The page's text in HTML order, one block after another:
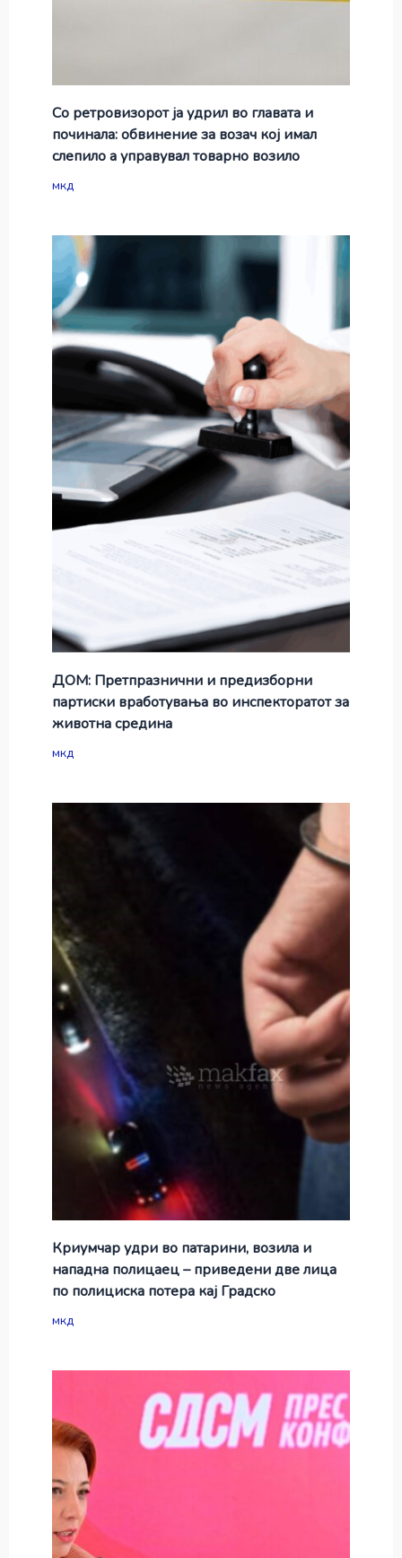
Со ретровизорот ја удрил во главата и
починала: обвинение за возач кој имал
слепило а управувал товарно возило
мкд
ДОМ: Претпразнични и предизборни
партиски вработувања во инспекторатот за
животна средина
мкд
Криумчар удри во патарини, возила и
нападна полицаец – приведени две лица
по полициска потера кај Градско
мкд